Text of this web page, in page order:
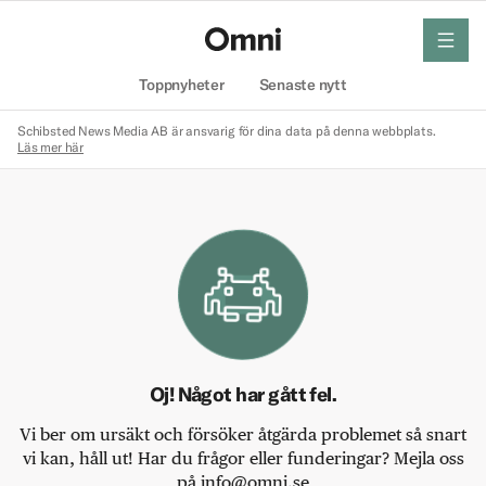
Toppnyheter Senaste nytt
meny
Schibsted News Media AB är ansvarig för dina data på denna webbplats.
Läs mer här
Oj! Något har gått fel.
Vi ber om ursäkt och försöker åtgärda problemet så snart
vi kan, håll ut! Har du frågor eller funderingar? Mejla oss